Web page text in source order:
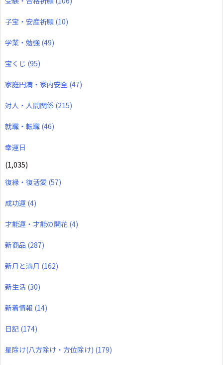
子宝・安産祈願 (10)
学業・勉強 (49)
宝くじ (95)
家庭円満・家内安全 (47)
対人・人間関係 (215)
就職・転職 (46)
幸運日
(1,035)
復縁・復活愛 (57)
成功運 (4)
才能運・才能の開花 (4)
新商品 (287)
新月と満月 (162)
新生活 (30)
新着情報 (14)
日記 (174)
星除け(八方除け・方位除け) (179)